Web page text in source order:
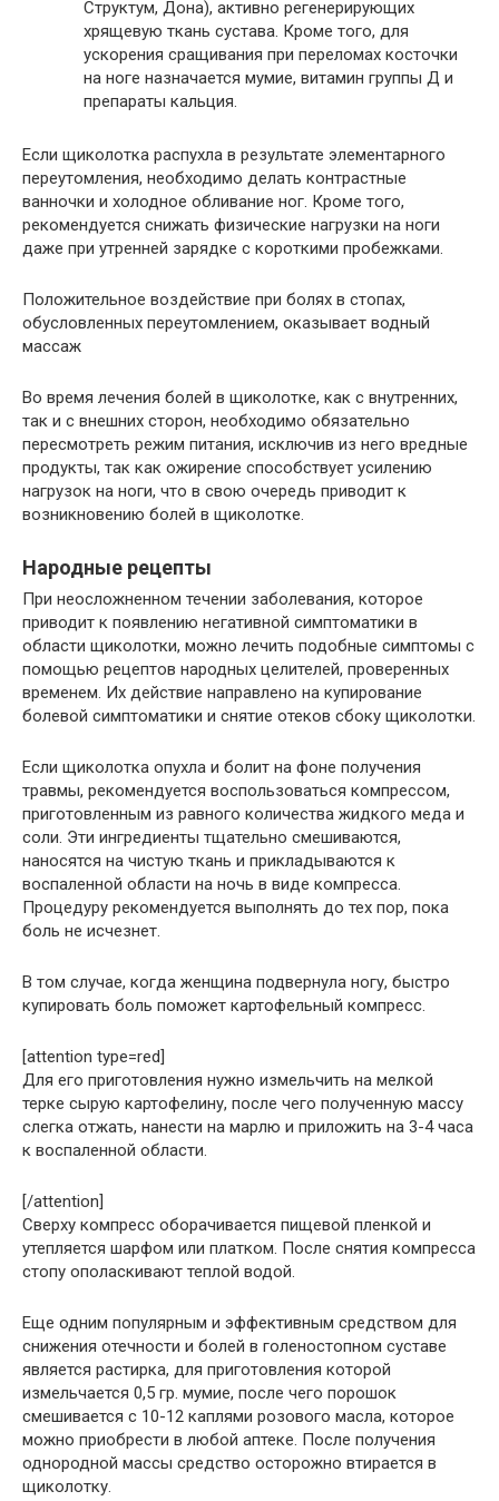
Структум, Дона), активно регенерирующих
хрящевую ткань сустава. Кроме того, для
ускорения сращивания при переломах косточки
на ноге назначается мумие, витамин группы Д и
препараты кальция.
Если щиколотка распухла в результате элементарного
переутомления, необходимо делать контрастные
ванночки и холодное обливание ног. Кроме того,
рекомендуется снижать физические нагрузки на ноги
даже при утренней зарядке с короткими пробежками.
Положительное воздействие при болях в стопах,
обусловленных переутомлением, оказывает водный
массаж
Во время лечения болей в щиколотке, как с внутренних,
так и с внешних сторон, необходимо обязательно
пересмотреть режим питания, исключив из него вредные
продукты, так как ожирение способствует усилению
нагрузок на ноги, что в свою очередь приводит к
возникновению болей в щиколотке.
Народные рецепты
При неосложненном течении заболевания, которое
приводит к появлению негативной симптоматики в
области щиколотки, можно лечить подобные симптомы с
помощью рецептов народных целителей, проверенных
временем. Их действие направлено на купирование
болевой симптоматики и снятие отеков сбоку щиколотки.
Если щиколотка опухла и болит на фоне получения
травмы, рекомендуется воспользоваться компрессом,
приготовленным из равного количества жидкого меда и
соли. Эти ингредиенты тщательно смешиваются,
наносятся на чистую ткань и прикладываются к
воспаленной области на ночь в виде компресса.
Процедуру рекомендуется выполнять до тех пор, пока
боль не исчезнет.
В том случае, когда женщина подвернула ногу, быстро
купировать боль поможет картофельный компресс.
[attention type=red]
Для его приготовления нужно измельчить на мелкой
терке сырую картофелину, после чего полученную массу
слегка отжать, нанести на марлю и приложить на 3-4 часа
к воспаленной области.
[/attention]
Сверху компресс оборачивается пищевой пленкой и
утепляется шарфом или платком. После снятия компресса
стопу ополаскивают теплой водой.
Еще одним популярным и эффективным средством для
снижения отечности и болей в голеностопном суставе
является растирка, для приготовления которой
измельчается 0,5 гр. мумие, после чего порошок
смешивается с 10-12 каплями розового масла, которое
можно приобрести в любой аптеке. После получения
однородной массы средство осторожно втирается в
щиколотку.